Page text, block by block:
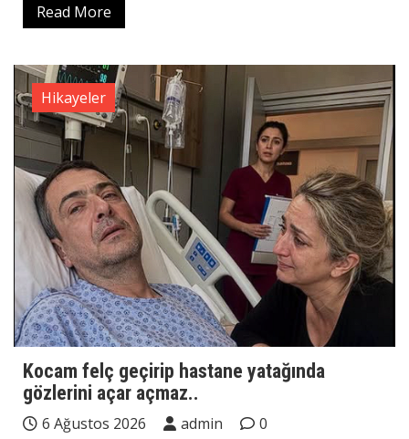
Read More
Hikayeler
Kocam felç geçirip hastane yatağında
gözlerini açar açmaz..
6 Ağustos 2026 admin
0